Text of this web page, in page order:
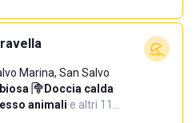
Marina, San Salvo
· Doccia calda·
animali·e altri 11…